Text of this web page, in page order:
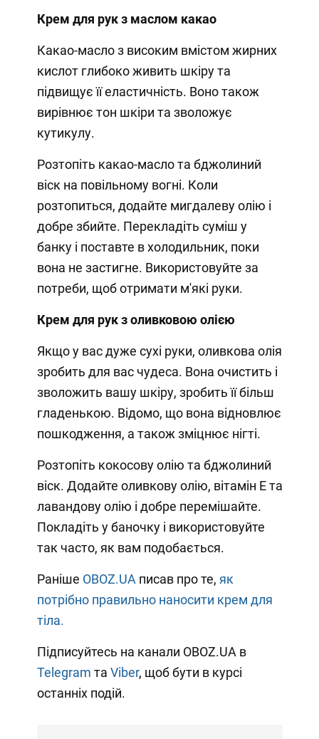
Крем для рук з маслом какао
Какао-масло з високим вмістом жирних
кислот глибоко живить шкіру та
підвищує її еластичність. Воно також
вирівнює тон шкіри та зволожує
кутикулу.
Розтопіть какао-масло та бджолиний
віск на повільному вогні. Коли
розтопиться, додайте мигдалеву олію і
добре збийте. Перекладіть суміш у
банку і поставте в холодильник, поки
вона не застигне. Використовуйте за
потреби, щоб отримати м'які руки.
Крем для рук з оливковою олією
Якщо у вас дуже сухі руки, оливкова олія
зробить для вас чудеса. Вона очистить і
зволожить вашу шкіру, зробить її більш
гладенькою. Відомо, що вона відновлює
пошкодження, а також зміцнює нігті.
Розтопіть кокосову олію та бджолиний
віск. Додайте оливкову олію, вітамін Е та
лавандову олію і добре перемішайте.
Покладіть у баночку і використовуйте
так часто, як вам подобається.
Раніше OBOZ.UA писав про те, як
потрібно правильно наносити крем для
тіла.
Підписуйтесь на канали OBOZ.UA в
Telegram та Viber, щоб бути в курсі
останніх подій.